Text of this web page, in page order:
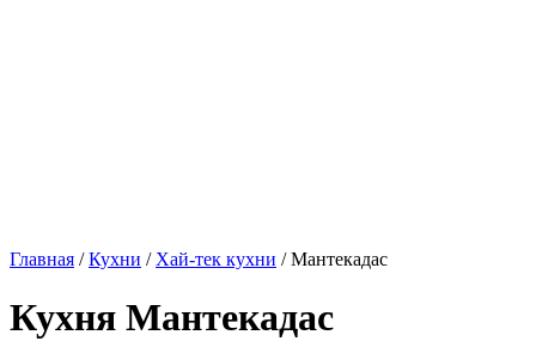
Главная /Кухни / Хай-тек кухни / Мантекадас
Кухня Мантекадас